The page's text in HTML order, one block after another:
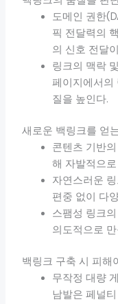
도메인 권한
픽 전달력의
의 신호 전달
링크의 맥락
페이지에서의
질을 높인다.
새로운 백링크를 얻
콘텐츠 기반
해 자발적으
자연스러운
편중 없이 다
스팸성 링크
의도적으로
백링크 구축 시 피해
무작정 대량
남발은 페널